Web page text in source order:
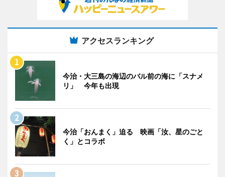
アクセスランキング
今治・大三島の海辺のバル前の海に「スナメ
リ」 今年も出現
今治「おんまく」迫る 映画「汝、星のごと
く」とコラボ